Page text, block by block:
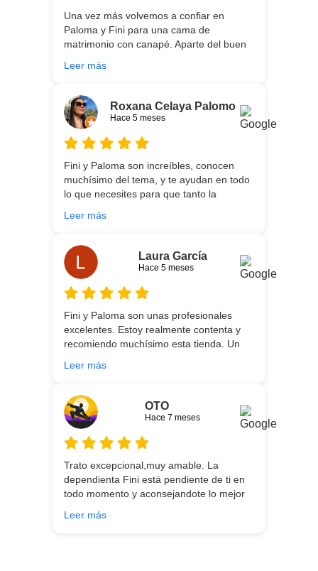
Una vez más volvemos a confiar en
Paloma y Fini para una cama de
matrimonio con canapé. Aparte del buen
personalizando totalmente las
agradables y tan cercanas que la
experiencia es fantástica. Puntualizar
también que los chicos que nos trajeron y
montaron todo lo hicieron perfectamente,
perfectamente y a nuestro gusto, además
muy rápidos. Volveremos a contar con
ellos para futuras compras. Muchas
gracias!
Leer más
Roxana Celaya Palomo
Hace 5 meses
Fini y Paloma son increíbles, conocen
muchísimo del tema, y te ayudan en todo
lo que necesites para que tanto la
que estés necesitando sean los mejores.
trabajo impecable en el transporte y
montaje, unos chicos encantadores. Hace
5 años conocí la tienda, y vuelvo
encantada de contar con su asesoría y
equipo.
Leer más
Laura García
Hace 5 meses
Fini y Paloma son unas profesionales
excelentes. Estoy realmente contenta y
recomiendo muchísimo esta tienda. Un
entrega.
Leer más
OTO
Hace 7 meses
Trato excepcional,muy amable. La
dependienta Fini está pendiente de ti en
todo momento y aconsejandote lo mejor
buscando!!
Leer más